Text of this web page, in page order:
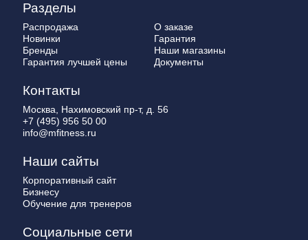
Разделы
Распродажа
Новинки
Бренды
Гарантия лучшей цены
О заказе
Гарантия
Наши магазины
Документы
Контакты
Москва, Нахимовский пр-т, д. 56
+7 (495) 956 50 00
info@mfitness.ru
Наши сайты
Корпоративный сайт
Бизнесу
Обучение для тренеров
Социальные сети